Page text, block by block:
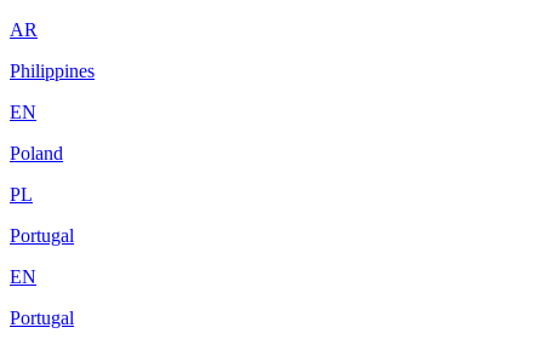
AR
Philippines
EN
Poland
PL
Portugal
EN
Portugal